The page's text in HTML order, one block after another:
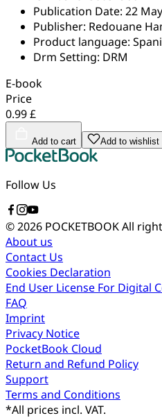
Publication Date: 22
Publisher: Redouane
Product language:
Drm Setting: DRM
E-book
Price
0.99 £
Add to cart Add to wishlist
Follow Us
© 2026 POCKETBOOKAll
About us
Contact Us
Cookies Declaration
End User License For Digital
FAQ
Imprint
Privacy Notice
PocketBook Cloud
Return and Refund Policy
Support
Terms and Conditions
*All prices incl. VAT.